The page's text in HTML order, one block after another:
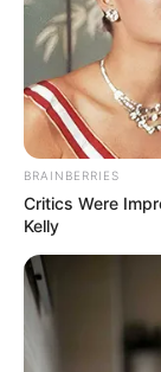
BRAINBERRIES
Critics Were
Kelly